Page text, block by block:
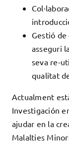
Gestió
asseguri
seva re-
qualitat
Actualment
Investigación
ajudar en la
Malalties